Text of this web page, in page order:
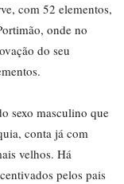
com 52 elementos,
onde no
do seu
sexo masculino que
conta já com
velhos. Há
pelos pais